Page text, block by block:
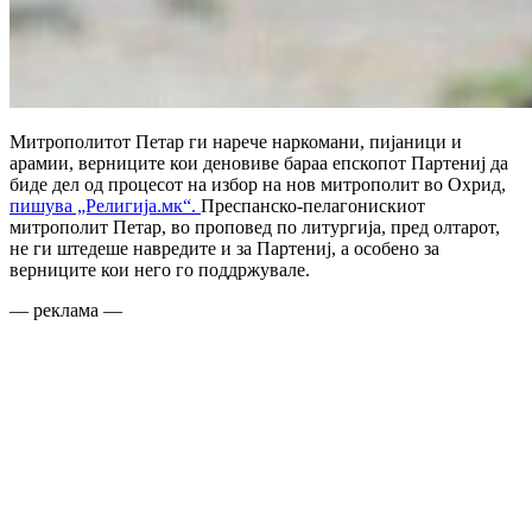
Митрополитот Петар ги нарече наркомани, пијаници и
арамии, верниците кои деновиве бараа епскопот Партениј да
биде дел од процесот на избор на нов митрополит во Охрид,
пишува „Религија.мк“. Преспанско-пелагонискиот
митрополит Петар, во проповед по литургија, пред олтарот,
не ги штедеше навредите и за Партениј, а особено за
верниците кои него го поддржувале.
— реклама —